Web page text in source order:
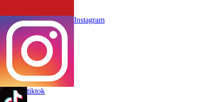
Instagram
tiktok